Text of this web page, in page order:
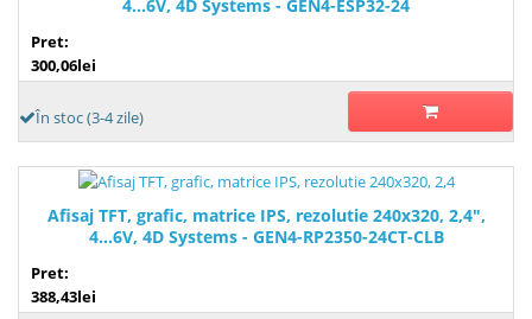
4...6V, 4D Systems - GEN4-ESP32-24
Pret:
300,06lei
În stoc (3-4 zile)
Afisaj TFT, grafic, matrice IPS, rezolutie 240x320, 2,4",
4...6V, 4D Systems - GEN4-RP2350-24CT-CLB
Pret:
388,43lei